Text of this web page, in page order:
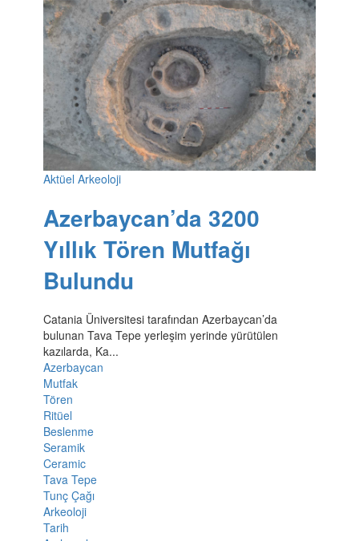
Aktüel Arkeoloji
Azerbaycan’da 3200
Yıllık Tören Mutfağı
Bulundu
Catania Üniversitesi tarafından Azerbaycan’da
bulunan Tava Tepe yerleşim yerinde yürütülen
kazılarda, Ka...
Azerbaycan
Mutfak
Tören
Ritüel
Beslenme
Seramik
Ceramic
Tava Tepe
Tunç Çağı
Arkeoloji
Tarih